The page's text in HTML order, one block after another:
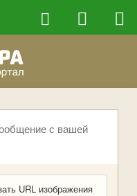
с вашей
URL изображения